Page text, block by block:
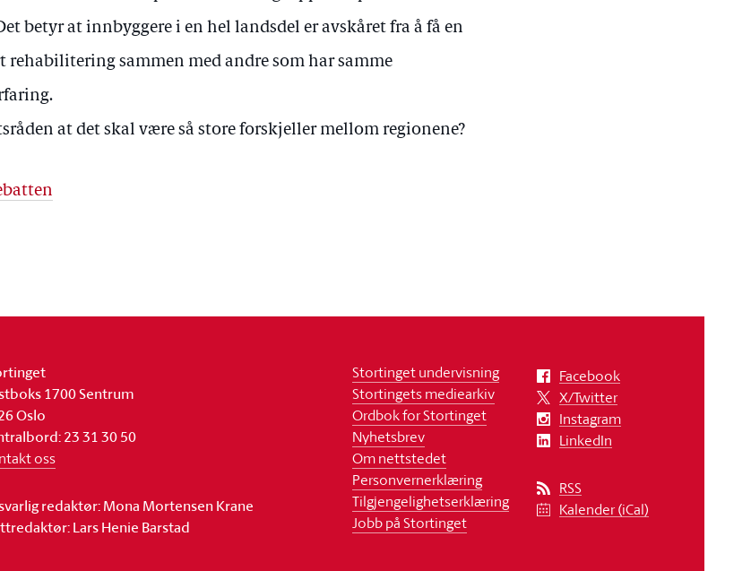
betyr at innbyggere i en hel landsdel er avskåret fra å få en
rehabilitering sammen med andre som har samme
at det skal være så store forskjeller mellom regionene?
1700 Sentrum
Oslo
23 31 30 50
oss
redaktør: Mona Mortensen Krane
Lars Henie Barstad
Stortinget undervisning
Stortingets mediearkiv
Ordbok for Stortinget
Nyhetsbrev
Om nettstedet
Personvernerklæring
Tilgjengelighetserklæring
Jobb på Stortinget
Facebook
X/Twitter
Instagram
LinkedIn
RSS
Kalender (iCal)